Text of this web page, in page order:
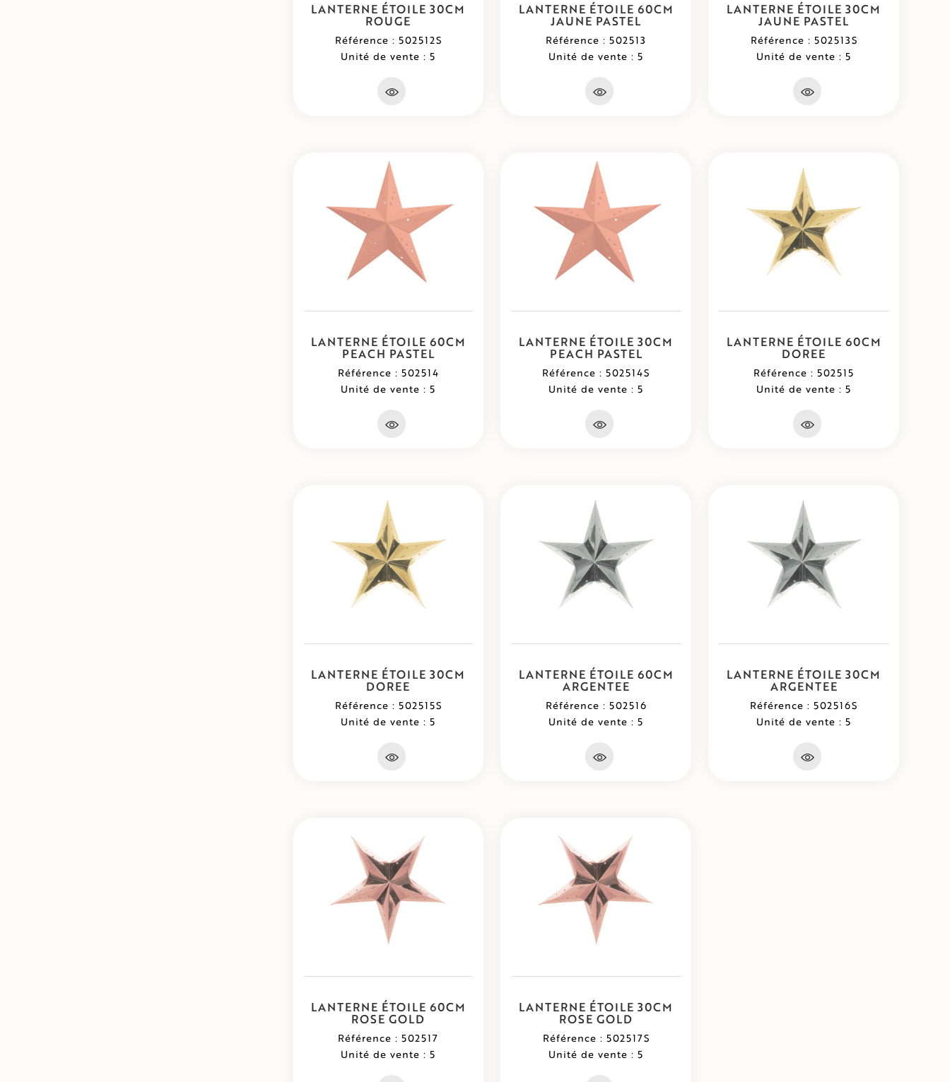
LANTERNE ÉTOILE 30CM
ROUGE
Référence : 502512S
Unité de vente : 5
LANTERNE ÉTOILE 60CM
JAUNE PASTEL
Référence : 502513
Unité de vente : 5
LANTERNE ÉTOILE 30CM
JAUNE PASTEL
Référence : 502513S
Unité de vente : 5
LANTERNE ÉTOILE 60CM
PEACH PASTEL
Référence : 502514
Unité de vente : 5
LANTERNE ÉTOILE 30CM
PEACH PASTEL
Référence : 502514S
Unité de vente : 5
LANTERNE ÉTOILE 60CM
DOREE
Référence : 502515
Unité de vente : 5
LANTERNE ÉTOILE 30CM
DOREE
Référence : 502515S
Unité de vente : 5
LANTERNE ÉTOILE 60CM
ARGENTEE
Référence : 502516
Unité de vente : 5
LANTERNE ÉTOILE 30CM
ARGENTEE
Référence : 502516S
Unité de vente : 5
LANTERNE ÉTOILE 60CM
ROSE GOLD
Référence : 502517
Unité de vente : 5
LANTERNE ÉTOILE 30CM
ROSE GOLD
Référence : 502517S
Unité de vente : 5